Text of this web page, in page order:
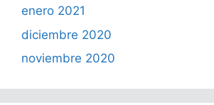
enero 2021
diciembre 2020
noviembre 2020